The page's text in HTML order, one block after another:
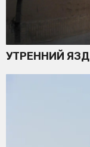
УТРЕННИЙ ЯЗД